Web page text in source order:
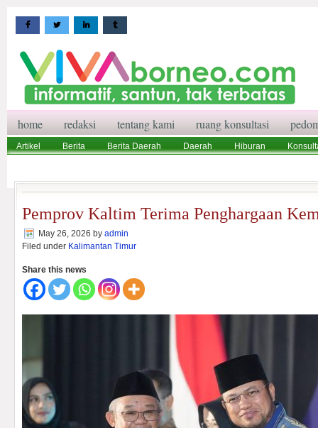
home redaksi tentang kami ruang konsultasi
Artikel Berita Berita Daerah Daerah Hiburan
Pemprov Kaltim Terima Penghargaan
May 26, 2026 by admin
Filed under Kalimantan Timur
Share this news